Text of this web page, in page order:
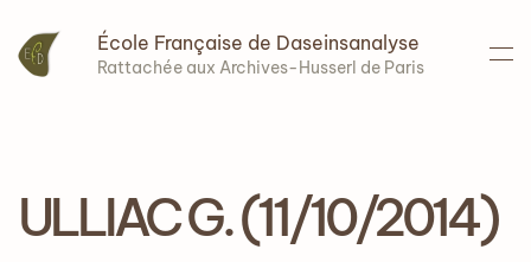
Accéder au contenu principal
École Française de Daseinsanalyse
Rattachée aux Archives-Husserl de Paris
ULLIAC G. (11/10/2014)